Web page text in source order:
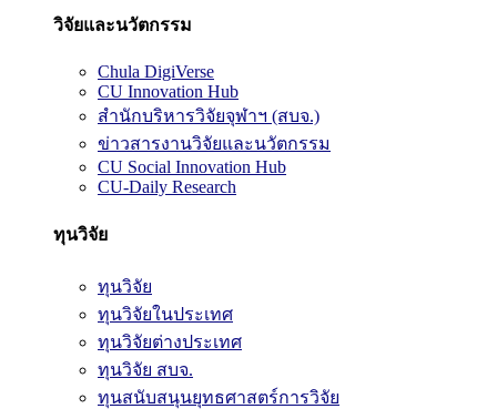
วิจัยและนวัตกรรม
Chula DigiVerse
CU Innovation Hub
สำนักบริหารวิจัยจุฬาฯ (สบจ.)
ข่าวสารงานวิจัยและนวัตกรรม
CU Social Innovation Hub
CU-Daily Research
ทุนวิจัย
ทุนวิจัย
ทุนวิจัยในประเทศ
ทุนวิจัยต่างประเทศ
ทุนวิจัย สบจ.
ทุนสนับสนุนยุทธศาสตร์การวิจัย